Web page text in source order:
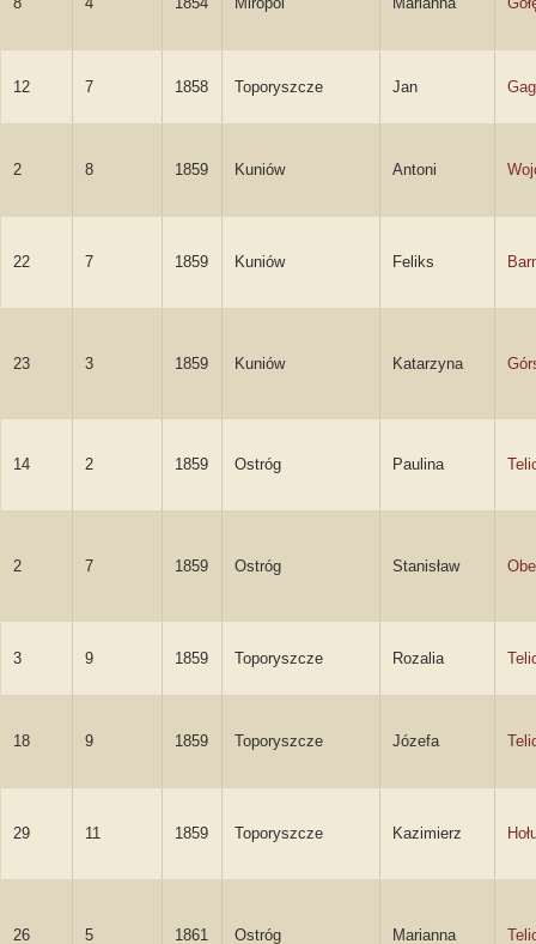
12 7 1858 Toporyszcze Jan
2 8 1859 Kuniów Antoni
22 7 1859 Kuniów Feliks
23 3 1859 Kuniów Katarzyna
14 2 1859 Ostróg Paulina
2 7 1859 Ostróg Stanisław
3 9 1859 Toporyszcze Rozalia
18 9 1859 Toporyszcze Józefa
29 11 1859 Toporyszcze Kazimierz
26 5 1861 Ostróg Marianna